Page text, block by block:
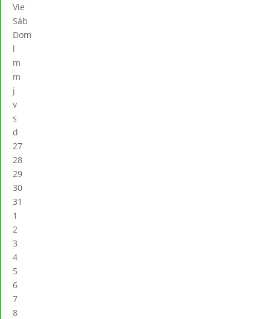
Vie
Sáb
Dom
l
m
m
j
v
s
d
27
28
29
30
31
1
2
3
4
5
6
7
8